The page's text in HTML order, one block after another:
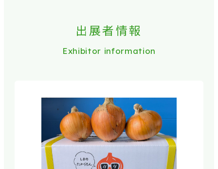
来場事前登録（プレス）
※業界関係者を対象とした商談会であり、
出展者情報
Exhibitor information